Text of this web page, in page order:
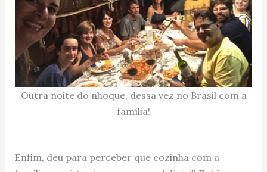
Outra noite do nhoque, dessa vez no Brasil com a
família!
Enfim, deu para perceber que cozinha com a